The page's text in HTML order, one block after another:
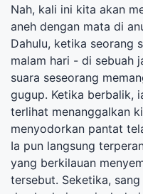
Nah, kali ini kita akan
aneh dengan mata di
Dahulu, ketika seorang
malam hari - di sebuah
suara seseorang
gugup. Ketika berbalik,
terlihat menanggalkan
menyodorkan pantat
Ia pun langsung
yang berkilauan
tersebut. Seketika,